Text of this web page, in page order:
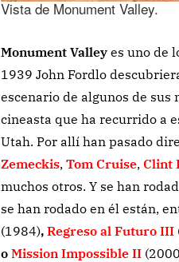
Vista de Monument Valley.
Monument Valleyes uno de
1939 John Fordlo
escenario de algunos de sus
cineasta que ha recurrido a
Utah. Por allí han pasado
Zemeckis, Tom Cruise, Clint
muchos otros. Y se han
se han rodado en él están,
(1984), Regreso al Futuro III
o Mission Impossible II